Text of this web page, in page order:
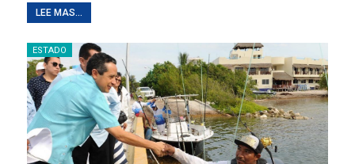
LEE MAS...
ESTADO